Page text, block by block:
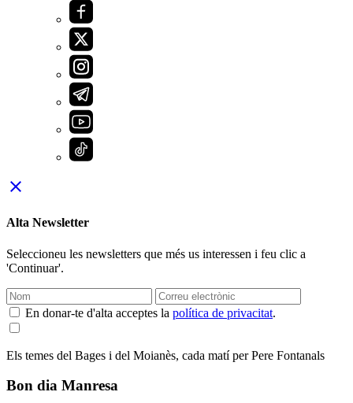
close
Alta Newsletter
Seleccioneu les newsletters que més us interessen i feu clic a
'Continuar'.
En donar-te d'alta acceptes la política de privacitat.
Els temes del Bages i del Moianès, cada matí per Pere Fontanals
Bon dia Manresa